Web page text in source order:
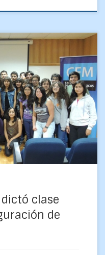
la clase inaugural que
de Energía de la región
clase
de